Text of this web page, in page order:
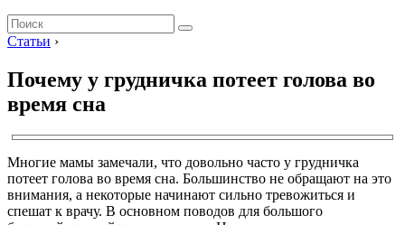
Статьи ›
Почему у грудничка потеет голова во
время сна
Многие мамы замечали, что довольно часто у грудничка
потеет голова во время сна. Большинство не обращают на это
внимания, а некоторые начинают сильно тревожиться и
спешат к врачу. В основном поводов для большого